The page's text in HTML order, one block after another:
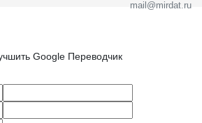
mail@mirdat.ru
Google Переводчик